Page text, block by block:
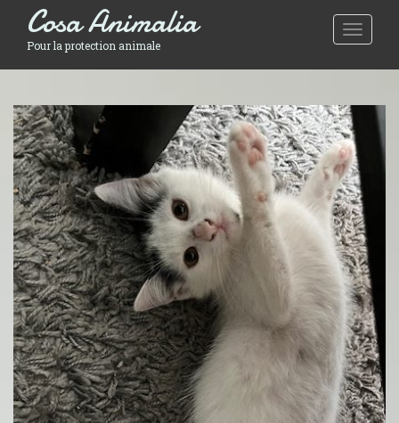
Toggle
Cosa Animalia
Pour la protection animale